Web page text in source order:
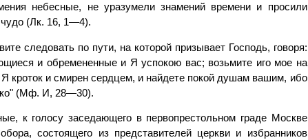
небесные, не уразумели знамений времени и просили
(Лк. 16, 1—4).
следовать по пути, на которой призывает Господь, говоря:
и обремененные и Я успокою вас; возьмите иго мое на
кроток и смирен сердцем, и найдете покой душам вашим, ибо
(Mф. И, 28—30).
к голосу заседающего в первопрестольном граде Москве
состоящего из представителей церкви и избранников